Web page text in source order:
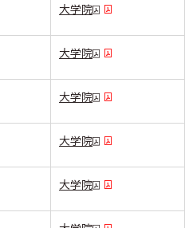
大学院
大学院
大学院
大学院
大学院